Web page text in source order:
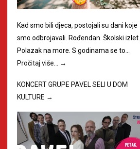
Kad smo bili djeca, postojali su dani koje
smo odbrojavali. Rođendan. Školski izlet.
Polazak na more. S godinama se to…
Pročitaj više… →
KONCERT GRUPE PAVEL SELI U DOM
KULTURE →